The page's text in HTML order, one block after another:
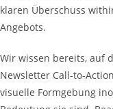
klaren Überschuss
Angebots.
Wir wissen bereits, auf
Newsletter Call-to-
visuelle Formgebung